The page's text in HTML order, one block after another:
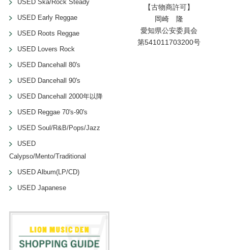
USED Ska/Rock Steady
USED Early Reggae
USED Roots Reggae
USED Lovers Rock
USED Dancehall 80's
USED Dancehall 90's
USED Dancehall 2000年以降
USED Reggae 70's-90's
USED Soul/R&B/Pops/Jazz
USED
Calypso/Mento/Traditional
USED Album(LP/CD)
USED Japanese
【古物商許可】
岡崎 隆
愛知県公安委員会
第541011703200号